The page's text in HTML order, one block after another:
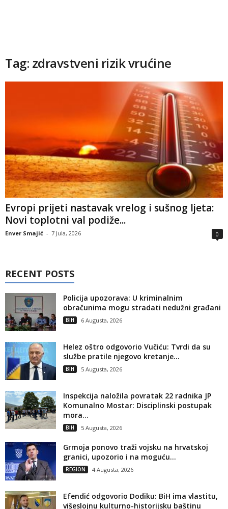
Tag: zdravstveni rizik vrućine
Evropi prijeti nastavak vrelog i sušnog ljeta:
Novi toplotni val podiže...
Enver Smajić - 7 Jula, 2026 0
RECENT POSTS
Policija upozorava: U kriminalnim
obračunima mogu stradati nedužni građani
BIH 6 Augusta, 2026
Helez oštro odgovorio Vučiću: Tvrdi da su
službe pratile njegovo kretanje...
BIH 5 Augusta, 2026
Inspekcija naložila povratak 22 radnika JP
Komunalno Mostar: Disciplinski postupak
mora...
BIH 5 Augusta, 2026
Grmoja ponovo traži vojsku na hrvatskoj
granici, upozorio i na moguću...
REGION 4 Augusta, 2026
Efendić odgovorio Dodiku: BiH ima vlastitu,
višeslojnu kulturno-historijsku baštinu